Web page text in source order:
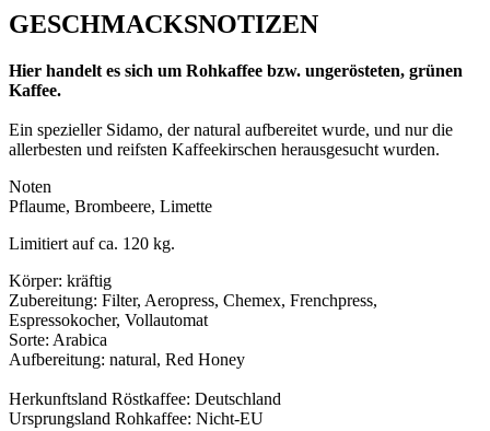
GESCHMACKSNOTIZEN
Hier handelt es sich um Rohkaffee bzw. ungerösteten, grünen
Kaffee.
Ein spezieller Sidamo, der natural aufbereitet wurde, und nur die
allerbesten und reifsten Kaffeekirschen herausgesucht wurden.
Noten
Pflaume, Brombeere, Limette
Limitiert auf ca. 120 kg.
Körper: kräftig
Zubereitung: Filter, Aeropress, Chemex, Frenchpress,
Espressokocher, Vollautomat
Sorte: Arabica
Aufbereitung: natural, Red Honey
Herkunftsland Röstkaffee: Deutschland
Ursprungsland Rohkaffee: Nicht-EU